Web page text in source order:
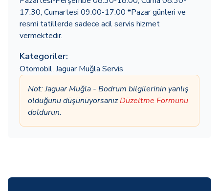
17:30, Cumartesi 09:00-17:00 *Pazar günleri ve
resmi tatillerde sadece acil servis hizmet
vermektedir.
Kategoriler:
Otomobil, Jaguar Muğla Servis
Not: Jaguar Muğla - Bodrum bilgilerinin yanlış
olduğunu düşünüyorsanızDüzeltme Formunu
doldurun.